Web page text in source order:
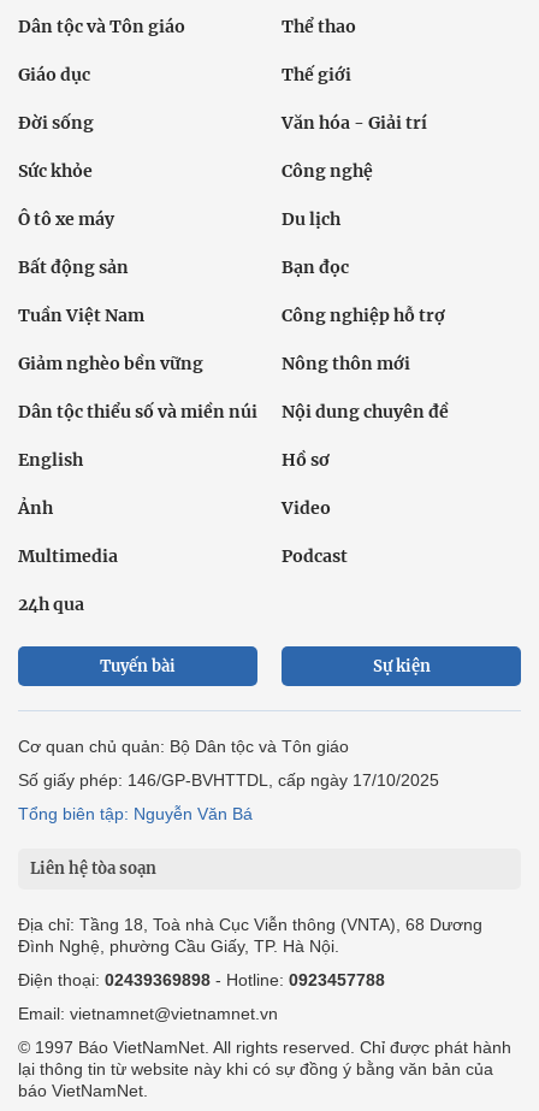
Dân tộc và Tôn giáo Thể thao
Giáo dục Thế giới
Đời sống Văn hóa - Giải trí
Sức khỏe Công nghệ
Ô tô xe máy Du lịch
Bất động sản Bạn đọc
Tuần Việt Nam Công nghiệp hỗ trợ
Giảm nghèo bền vững Nông thôn mới
Dân tộc thiểu số và miền núi Nội dung chuyên đề
English Hồ sơ
Ảnh Video
Multimedia Podcast
24h qua
Tuyến bài Sự kiện
Cơ quan chủ quản: Bộ Dân tộc và Tôn giáo
Số giấy phép: 146/GP-BVHTTDL, cấp ngày 17/10/2025
Tổng biên tập: Nguyễn Văn Bá
Liên hệ tòa soạn
Địa chỉ: Tầng 18, Toà nhà Cục Viễn thông (VNTA), 68 Dương
Đình Nghệ, phường Cầu Giấy, TP. Hà Nội.
Điện thoại: 02439369898 - Hotline: 0923457788
Email: vietnamnet@vietnamnet.vn
© 1997 Báo VietNamNet. All rights reserved. Chỉ được phát hành
lại thông tin từ website này khi có sự đồng ý bằng văn bản của
báo VietNamNet.